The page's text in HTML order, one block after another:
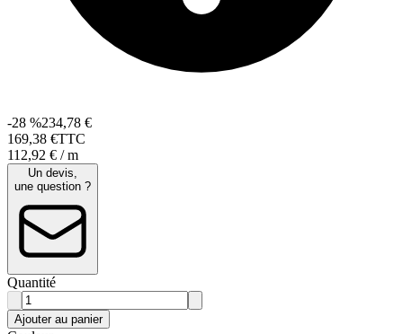
-28 %234,78 €
169,38 €TTC
112,92 € / m
Un devis,
une question ?
Quantité
Ajouter au panier